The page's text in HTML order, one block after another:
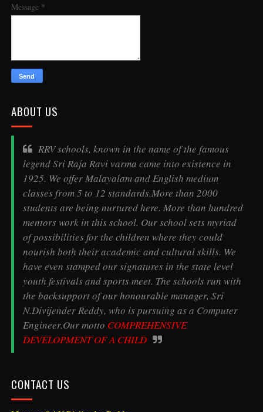
Message *
ABOUT US
RRV schools, known in the name of the famous
legendSri Raja Ravi varma came into existence in
1925. We offer Malayalam and English medium
classes from 5 to 12 standards.More than 2000
students are being nurtured here. More than hundred
mentors work in this school. Our school sets myriad
of possibilities for the children where they could
nourish both their academic and cultural skills. We
have even stamped our signatures in the state level
youth festivals and sports meet. The schools run with
the backsupport of our honourable manager, Sri
N.Divijender Reddy, who is pursuing as a Computer
Engineer.Our motto COMPREHENSIVE
DEVELOPMENT OF A CHILD
CONTACT US